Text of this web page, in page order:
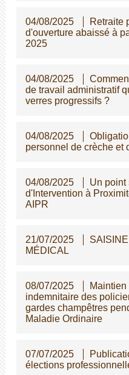
04/08/2025
Retraite
d'ouverture abaissé à
2025
04/08/2025
de travail administratif
verres progressifs ?
04/08/2025
personnel de crèche et
04/08/2025
Un point
d'Intervention à
AIPR
21/07/2025
MÉDICAL
08/07/2025
indemnitaire des
gardes champêtres
Maladie Ordinaire
07/07/2025
élections